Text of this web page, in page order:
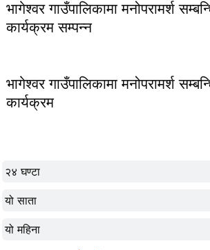
२४ घण्टा
यो साता
यो महिना
भागेश्वर गाउँपालिकामा मनोपरामर्श
कार्यक्रम सम्पन्न
भागेश्वर गाउँपालिकामा मनोपरामर्श
कार्यक्रम